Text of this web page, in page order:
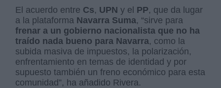
El acuerdo entre Cs, UPN y el PP, que da lugar
a la plataforma Navarra Suma, “sirve para
frenar a un gobierno nacionalista que no ha
traído nada bueno para Navarra, como la
subida masiva de impuestos, la polarización,
enfrentamiento en temas de identidad y por
supuesto también un freno económico para esta
comunidad”, ha añadido Rivera.